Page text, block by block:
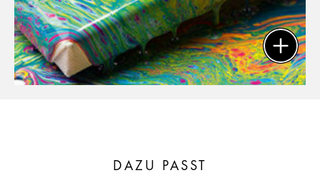
DAZU PASST